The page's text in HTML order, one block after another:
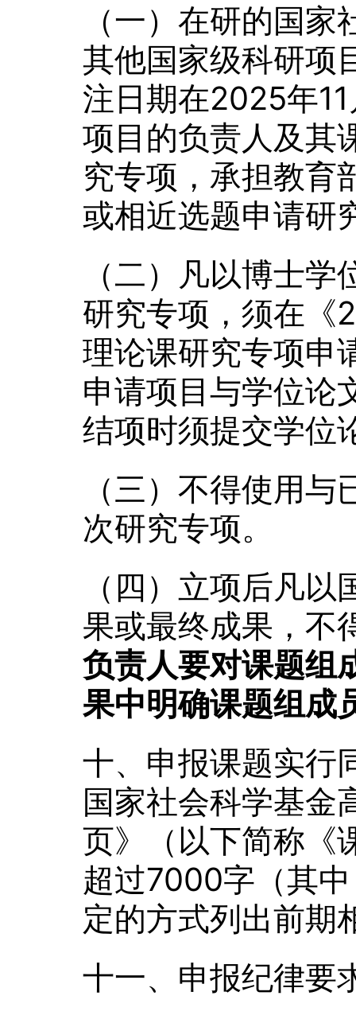
（一）在研的国
其他国家级科研项
注日期在2025年
项目的负责人及其
究专项，承担教育
或相近选题申请研
（二）凡以博士
研究专项，须在《
理论课研究专项申
申请项目与学位论
结项时须提交学位
（三）不得使用
次研究专项。
（四）立项后凡
果或最终成果，不
负责人要对课题组
果中明确课题组成
十、申报课题实行
国家社会科学基金
页》（以下简称《
超过7000字（其
定的方式列出前期
十一、申报纪律要